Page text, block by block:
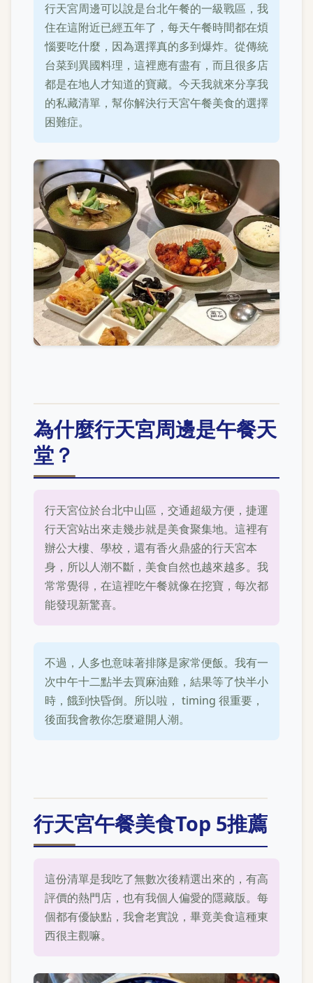
行天宮周邊可以說是台北午餐的一級戰區，我
住在這附近已經五年了，每天午餐時間都在煩
惱要吃什麼，因為選擇真的多到爆炸。從傳統
台菜到異國料理，這裡應有盡有，而且很多店
都是在地人才知道的寶藏。今天我就來分享我
的私藏清單，幫你解決行天宮午餐美食的選擇
困難症。
為什麼行天宮周邊是午餐天
堂？
行天宮位於台北中山區，交通超級方便，捷運
行天宮站出來走幾步就是美食聚集地。這裡有
辦公大樓、學校，還有香火鼎盛的行天宮本
身，所以人潮不斷，美食自然也越來越多。我
常常覺得，在這裡吃午餐就像在挖寶，每次都
能發現新驚喜。
不過，人多也意味著排隊是家常便飯。我有一
次中午十二點半去買麻油雞，結果等了快半小
時，餓到快昏倒。所以啦， timing 很重要，
後面我會教你怎麼避開人潮。
行天宮午餐美食Top 5推薦
這份清單是我吃了無數次後精選出來的，有高
評價的熱門店，也有我個人偏愛的隱藏版。每
個都有優缺點，我會老實說，畢竟美食這種東
西很主觀嘛。